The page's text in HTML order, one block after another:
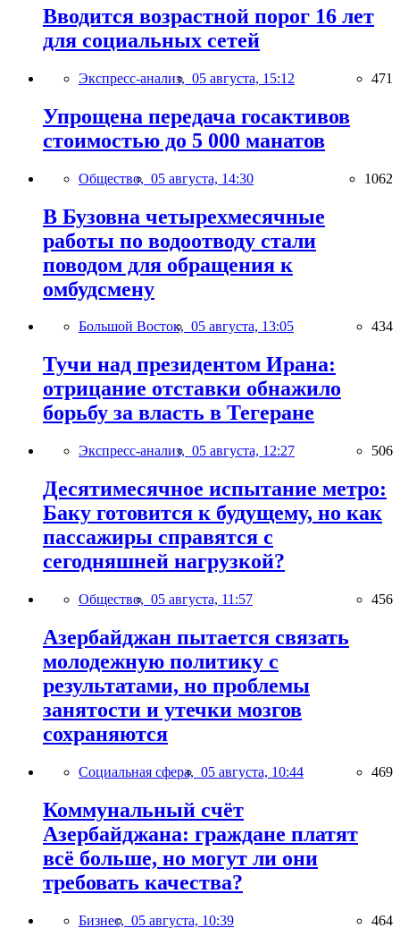
Вводится возрастной порог 16 лет
для социальных сетей
Экспресс-анализ, 05 августа, 15:12 471
Упрощена передача госактивов
стоимостью до 5 000 манатов
Общество, 05 августа, 14:30 1062
В Бузовна четырехмесячные
работы по водоотводу стали
поводом для обращения к
омбудсмену
Большой Восток, 05 августа, 13:05 434
Тучи над президентом Ирана:
отрицание отставки обнажило
борьбу за власть в Тегеране
Экспресс-анализ, 05 августа, 12:27 506
Десятимесячное испытание метро:
Баку готовится к будущему, но как
пассажиры справятся с
сегодняшней нагрузкой?
Общество, 05 августа, 11:57 456
Азербайджан пытается связать
молодежную политику с
результатами, но проблемы
занятости и утечки мозгов
сохраняются
Социальная сфера, 05 августа, 10:44 469
Коммунальный счёт
Азербайджана: граждане платят
всё больше, но могут ли они
требовать качества?
Бизнес, 05 августа, 10:39 464